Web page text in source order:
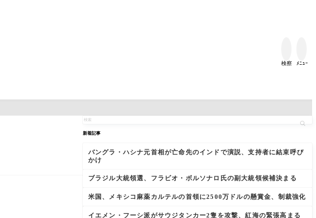
検察 ﾒﾆｭｰ
新着記事
バングラ・ハシナ元首相が亡命先のインドで演説、支持者に結束呼び
かけ
ブラジル大統領選、フラビオ・ボルソナロ氏の副大統領候補決まる
米国、メキシコ麻薬カルテルの首領に2500万ドルの懸賞金、制裁強化
イエメン・フーシ派がサウジタンカー2隻を攻撃、紅海の緊張高まる